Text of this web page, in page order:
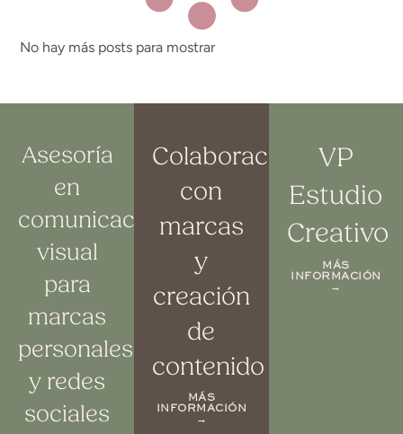
No hay más posts para mostrar
Asesoría
en
comunicación
visual
para
marcas
personales
y redes
sociales
Colaboraciones
con
marcas
y
creación
de
contenido
MÁS
INFORMACIÓN
→
VP
Estudio
Creativo
MÁS
INFORMACIÓN
→